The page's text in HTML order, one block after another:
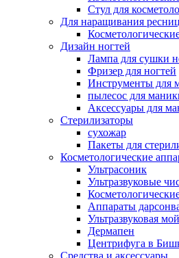
Стул для
Для наращивания ресниц
Дизайн ногтей
Лампа для сушки
Фризер для ногтей
Инструменты для
пылесос для
Аксессуары для
Стерилизаторы
сухожар
Пакеты для
Косметологические
Ультрасоник
Ультразвуковые
Аппараты
Ультразвуковая
Дермапен
Центрифуга в
Средства и аксессуары